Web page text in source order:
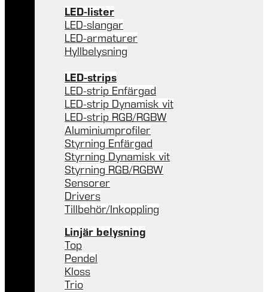
LED-lister
LED-slangar
LED-armaturer
Hyllbelysning
LED-strips
LED-strip Enfärgad
LED-strip Dynamisk vit
LED-strip RGB/RGBW
Aluminiumprofiler
Styrning Enfärgad
Styrning Dynamisk vit
Styrning RGB/RGBW
Sensorer
Drivers
Tillbehör/Inkoppling
Linjär belysning
Top
Pendel
Kloss
Trio